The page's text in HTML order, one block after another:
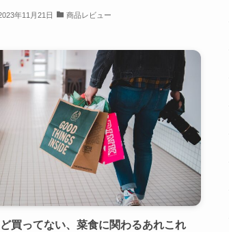
年11月21日 商品レビュー
買ってない、菜食に関わるあれこれ